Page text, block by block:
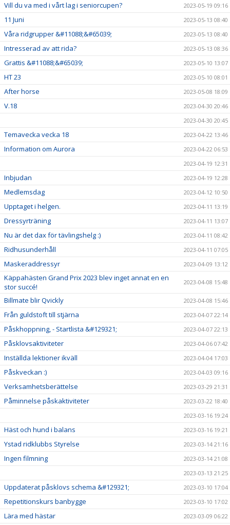
Vill du va med i vårt lag i seniorcupen? 2023-05-19 09:16
11 Juni 2023-05-13 08:40
Våra ridgrupper &#11088;&#65039; 2023-05-13 08:40
Intresserad av att rida? 2023-05-13 08:36
Grattis &#11088;&#65039; 2023-05-10 13:07
HT 23 2023-05-10 08:01
After horse 2023-05-08 18:09
V.18
2023-04-30 20:46
2023-04-30 20:45
Temavecka vecka 18 2023-04-22 13:46
Information om Aurora
2023-04-22 06:53
2023-04-19 12:31
Inbjudan 2023-04-19 12:28
Medlemsdag 2023-04-12 10:50
Upptaget i helgen. 2023-04-11 13:19
Dressyrträning 2023-04-11 13:07
Nu är det dax för tävlingshelg :) 2023-04-11 08:42
Ridhusunderhåll 2023-04-11 07:05
Maskeraddressyr 2023-04-09 13:12
Käppahästen Grand Prix 2023 blev inget annat en en
stor succé!
2023-04-08 15:48
Billmate blir Qvickly 2023-04-08 15:46
Från guldstoft till stjärna 2023-04-07 22:14
Påskhoppning, - Startlista &#129321; 2023-04-07 22:13
Påsklovsaktiviteter 2023-04-06 07:42
Inställda lektioner ikväll 2023-04-04 17:03
Påskveckan :) 2023-04-03 09:16
Verksamhetsberättelse 2023-03-29 21:31
Påminnelse påskaktiviteter
2023-03-22 18:40
2023-03-16 19:24
Häst och hund i balans 2023-03-16 19:21
Ystad ridklubbs Styrelse 2023-03-14 21:16
Ingen filmning
2023-03-14 21:08
2023-03-13 21:25
Uppdaterat påsklovs schema &#129321; 2023-03-10 17:04
Repetitionskurs banbygge 2023-03-10 17:02
Lära med hästar 2023-03-09 06:22